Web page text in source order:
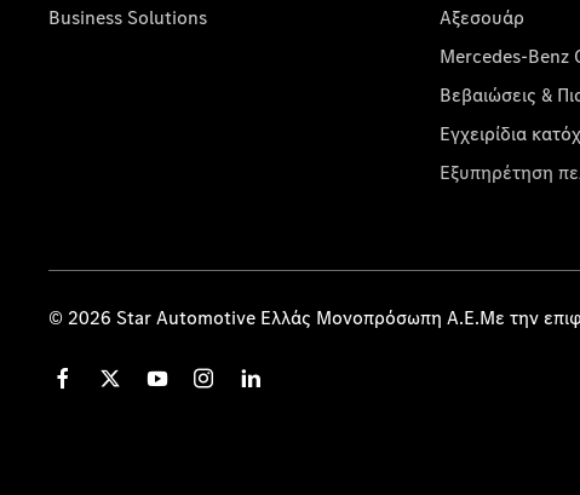
Business Solutions
Αξεσουάρ
Mercedes-Benz
Βεβαιώσεις &
Εγχειρίδια
Εξυπηρέτηση
© 2026 Star Automotive Ελλάς Μονοπρόσωπη Α.Ε.Με την